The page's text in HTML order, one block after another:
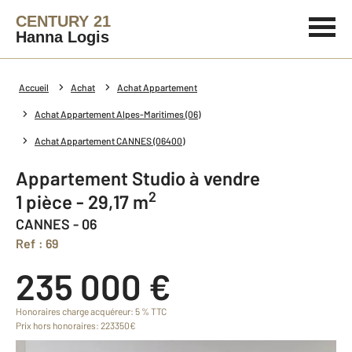
CENTURY 21
Hanna Logis
Accueil Achat Achat Appartement
Achat Appartement Alpes-Maritimes (06)
Achat Appartement CANNES (06400)
Appartement Studio à vendre
1 pièce - 29,17 m2
CANNES - 06
Ref : 69
235 000 €
Honoraires charge acquéreur: 5 % TTC
Prix hors honoraires: 223350€